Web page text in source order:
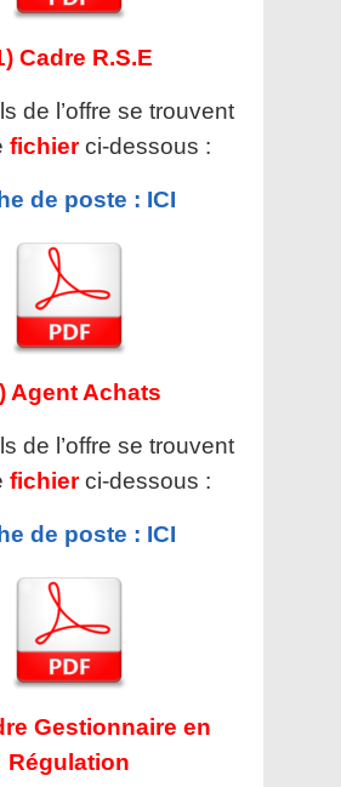
Cadre R.S.E
de l’offre se trouvent
fichier ci-dessous :
de poste : ICI
Agent Achats
de l’offre se trouvent
fichier ci-dessous :
de poste : ICI
Gestionnaire en
Régulation